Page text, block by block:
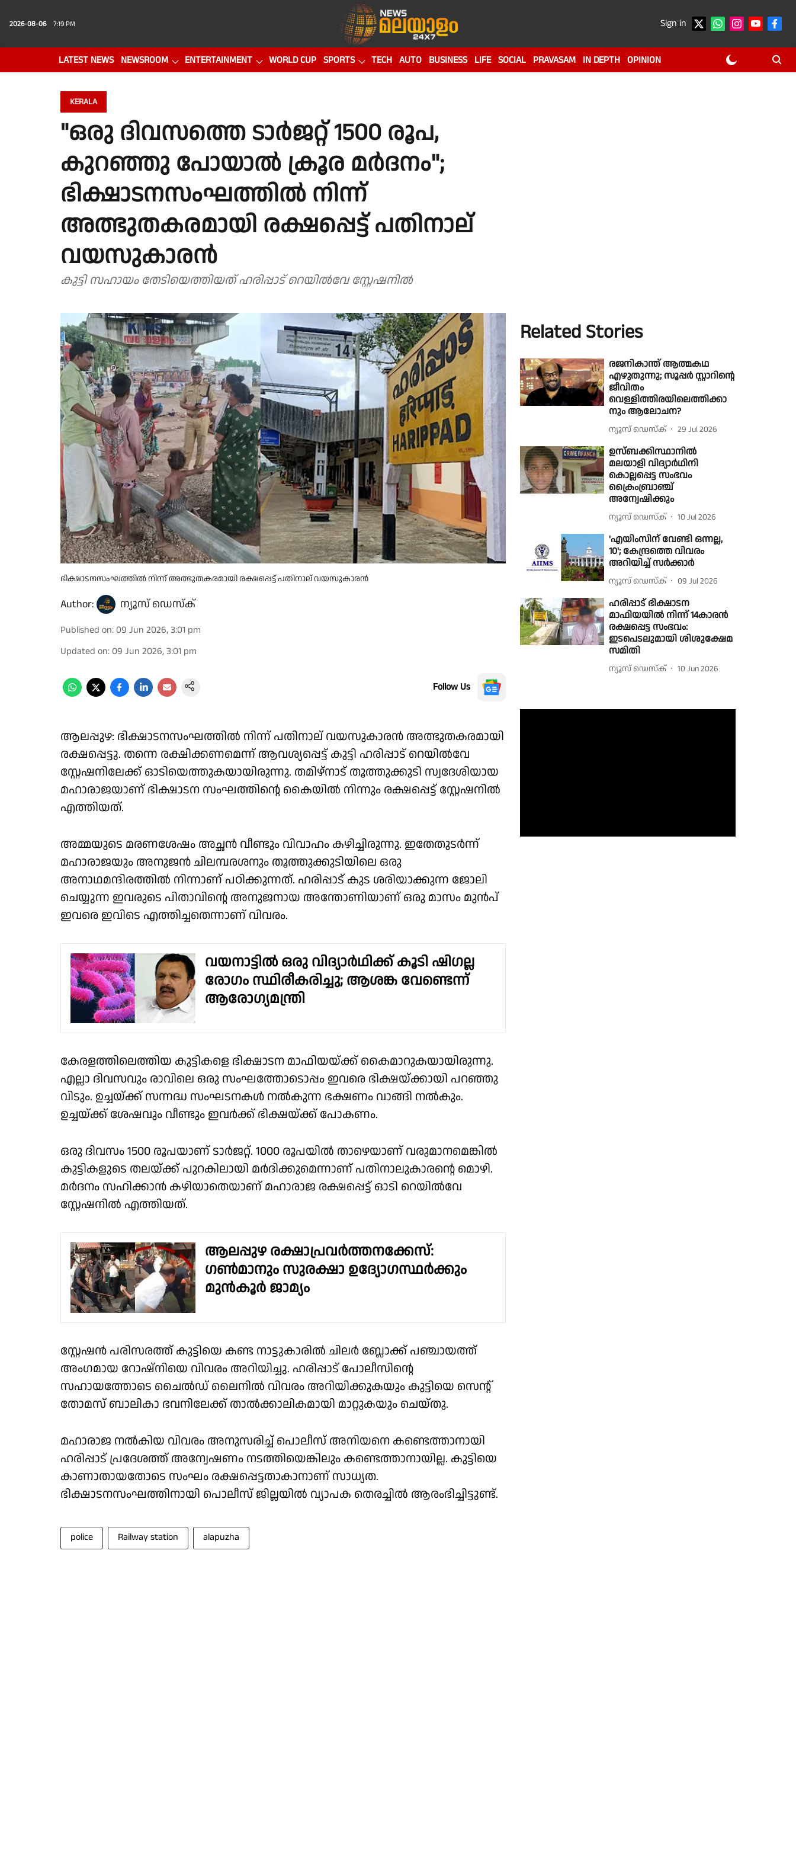
2026-08-06 7:19 PM Sign in
LATEST NEWS NEWSROOM ENTERTAINMENT WORLD CUP SPORTS TECH AUTO BUSINESS LIFE SOCIAL PRAVASAM IN DEPTH OPINION
KERALA
"ഒരു ദിവസത്തെ ടാർജറ്റ് 1500 രൂപ,
കുറഞ്ഞു പോയാൽ ക്രൂര മർദനം";
ഭിക്ഷാടനസംഘത്തിൽ നിന്ന്
അത്ഭുതകരമായി രക്ഷപ്പെട്ട് പതിനാല്
വയസുകാരൻ
കുട്ടി സഹായം തേടിയെത്തിയത് ഹരിപ്പാട് റെയിൽവേ സ്റ്റേഷനിൽ
ഭിക്ഷാടനസംഘത്തിൽ നിന്ന് അത്ഭുതകരമായി രക്ഷപ്പെട്ട് പതിനാല് വയസുകാരൻ
Author: ന്യൂസ് ഡെസ്ക്
Published on: 09 Jun 2026, 3:01 pm
Updated on: 09 Jun 2026, 3:01 pm
Follow Us
ആലപ്പുഴ: ഭിക്ഷാടനസംഘത്തിൽ നിന്ന് പതിനാല് വയസുകാരൻ അത്ഭുതകരമായി
രക്ഷപ്പെട്ടു. തന്നെ രക്ഷിക്കണമെന്ന് ആവശ്യപ്പെട്ട് കുട്ടി ഹരിപ്പാട് റെയിൽവേ
സ്റ്റേഷനിലേക്ക് ഓടിയെത്തുകയായിരുന്നു. തമിഴ്‌നാട് തൂത്തുക്കുടി സ്വദേശിയായ
മഹാരാജയാണ് ഭിക്ഷാടന സംഘത്തിൻ്റെ കൈയിൽ നിന്നും രക്ഷപ്പെട്ട് സ്റ്റേഷനിൽ
എത്തിയത്.
അമ്മയുടെ മരണശേഷം അച്ഛൻ വീണ്ടും വിവാഹം കഴിച്ചിരുന്നു. ഇതേതുടർന്ന്
മഹാരാജയും അനുജൻ ചിലമ്പരശനും തൂത്തുക്കുടിയിലെ ഒരു
അനാഥമന്ദിരത്തിൽ നിന്നാണ് പഠിക്കുന്നത്. ഹരിപ്പാട് കുട ശരിയാക്കുന്ന ജോലി
ചെയ്യുന്ന ഇവരുടെ പിതാവിൻ്റെ അനുജനായ അന്തോണിയാണ് ഒരു മാസം മുൻപ്
ഇവരെ ഇവിടെ എത്തിച്ചതെന്നാണ് വിവരം.
വയനാട്ടിൽ ഒരു വിദ്യാർഥിക്ക് കൂടി ഷിഗല്ല
രോഗം സ്ഥിരീകരിച്ചു; ആശങ്ക വേണ്ടെന്ന്
ആരോഗ്യമന്ത്രി
കേരളത്തിലെത്തിയ കുട്ടികളെ ഭിക്ഷാടന മാഫിയയ്ക്ക് കൈമാറുകയായിരുന്നു.
എല്ലാ ദിവസവും രാവിലെ ഒരു സംഘത്തോടൊപ്പം ഇവരെ ഭിക്ഷയ്ക്കായി പറഞ്ഞു
വിടും. ഉച്ചയ്ക്ക് സന്നദ്ധ സംഘടനകൾ നൽകുന്ന ഭക്ഷണം വാങ്ങി നൽകും.
ഉച്ചയ്ക്ക് ശേഷവും വീണ്ടും ഇവർക്ക് ഭിക്ഷയ്ക്ക് പോകണം.
​ഒരു ദിവസം 1500 രൂപയാണ് ടാർജറ്റ്. 1000 രൂപയിൽ താഴെയാണ് വരുമാനമെങ്കിൽ
കുട്ടികളുടെ തലയ്ക്ക് പുറകിലായി മർദിക്കുമെന്നാണ് പതിനാലുകാരൻ്റെ മൊഴി.
മർദനം സഹിക്കാൻ കഴിയാതെയാണ് മഹാരാജ രക്ഷപ്പെട്ട് ഓടി റെയിൽവേ
സ്റ്റേഷനിൽ എത്തിയത്.
ആലപ്പുഴ രക്ഷാപ്രവർത്തനക്കേസ്:
ഗൺമാനും സുരക്ഷാ ഉദ്യോഗസ്ഥർക്കും
മുൻകൂർ ജാമ്യം
സ്റ്റേഷൻ പരിസരത്ത് കുട്ടിയെ കണ്ട നാട്ടുകാരിൽ ചിലർ ബ്ലോക്ക് പഞ്ചായത്ത്
അംഗമായ റോഷ്നിയെ വിവരം അറിയിച്ചു. ഹരിപ്പാട് പോലീസിൻ്റെ
സഹായത്തോടെ ചൈൽഡ് ലൈനിൽ വിവരം അറിയിക്കുകയും കുട്ടിയെ സെൻ്റ്
തോമസ് ബാലികാ ഭവനിലേക്ക് താൽക്കാലികമായി മാറ്റുകയും ചെയ്തു.
മഹാരാജ നൽകിയ വിവരം അനുസരിച്ച് പൊലീസ് അനിയനെ കണ്ടെത്താനായി
ഹരിപ്പാട് പ്രദേശത്ത് അന്വേഷണം നടത്തിയെങ്കിലും കണ്ടെത്താനായില്ല. കുട്ടിയെ
കാണാതായതോടെ സംഘം രക്ഷപ്പെട്ടതാകാനാണ് സാധ്യത.
ഭിക്ഷാടനസംഘത്തിനായി പൊലീസ് ജില്ലയിൽ വ്യാപക തെരച്ചിൽ ആരംഭിച്ചിട്ടുണ്ട്.
police Railway station alapuzha
Related Stories
രജനികാന്ത് ആത്മകഥ
എഴുതുന്നു; സൂപ്പർ സ്റ്റാറിന്റെ
ജീവിതം
വെള്ളിത്തിരയിലെത്തിക്കാ
നും ആലോചന?
ന്യൂസ് ഡെസ്ക് 29 Jul 2026
ഉസ്ബക്കിസ്ഥാനില്‍
മലയാളി വിദ്യാര്‍ഥിനി
കൊല്ലപ്പെട്ട സംഭവം
ക്രൈംബ്രാഞ്ച്
അന്വേഷിക്കും
ന്യൂസ് ഡെസ്ക് 10 Jul 2026
'എയിംസിന് വേണ്ടി ഒന്നല്ല,
10'; കേന്ദ്രത്തെ വിവരം
അറിയിച്ച് സർക്കാർ
ന്യൂസ് ഡെസ്ക് 09 Jul 2026
ഹരിപ്പാട് ഭിക്ഷാടന
മാഫിയയിൽ നിന്ന് 14കാരൻ
രക്ഷപ്പെട്ട സംഭവം:
ഇടപെടലുമായി ശിശുക്ഷേമ
സമിതി
ന്യൂസ് ഡെസ്ക് 10 Jun 2026